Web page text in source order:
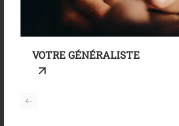
VOTRE GÉNÉRALISTE